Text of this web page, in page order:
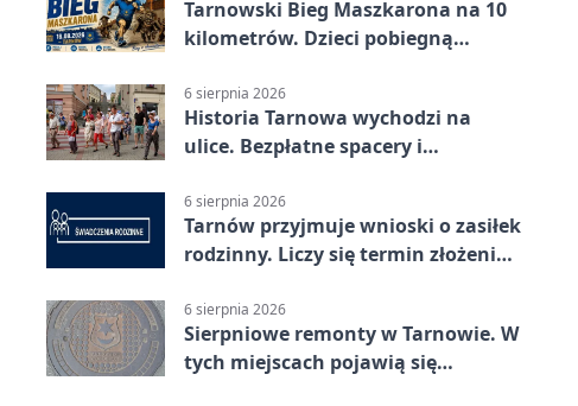
Tarnowski Bieg Maszkarona na 10
kilometrów. Dzieci pobiegną
6 sierpnia 2026
Historia Tarnowa wychodzi na
ulice. Bezpłatne spacery i
6 sierpnia 2026
Tarnów przyjmuje wnioski o zasiłek
rodzinny. Liczy się termin złożenia
6 sierpnia 2026
Sierpniowe remonty w Tarnowie. W
tych miejscach pojawią się